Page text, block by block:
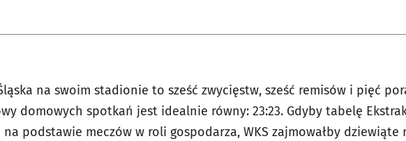
na swoim stadionie to sześć zwycięstw, sześć remisów i pięć
domowych spotkań jest idealnie równy: 23:23. Gdyby tabelę
podstawie meczów w roli gospodarza, WKS zajmowałby dziewiąte